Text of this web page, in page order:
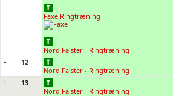
Faxe Ringtræning
Nord Falster - Ringtræning
F
12
Nord Falster - Ringtræning
L
13
Nord Falster - Ringtræning